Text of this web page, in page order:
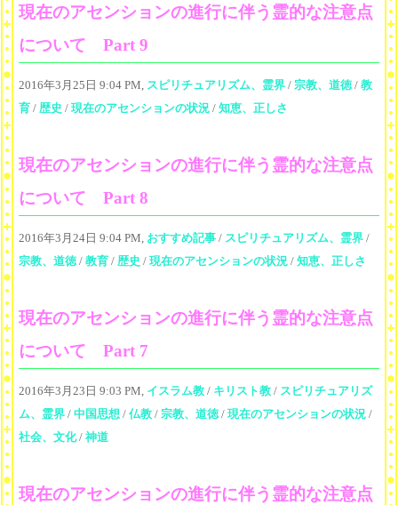
現在のアセンションの進行に伴う霊的な注意点
について Part 9
2016年3月25日 9:04 PM, スピリチュアリズム、霊界 / 宗教、道徳/ 教
育 / 歴史 / 現在のアセンションの状況 / 知恵、正しさ
現在のアセンションの進行に伴う霊的な注意点
について Part 8
2016年3月24日 9:04 PM, おすすめ記事 / スピリチュアリズム、霊界 /
宗教、道徳/ 教育 / 歴史 / 現在のアセンションの状況 / 知恵、正しさ
現在のアセンションの進行に伴う霊的な注意点
について Part 7
2016年3月23日 9:03 PM, イスラム教 / キリスト教 / スピリチュアリズ
ム、霊界 / 中国思想 / 仏教 / 宗教、道徳/ 現在のアセンションの状況 /
社会、文化/ 神道
現在のアセンションの進行に伴う霊的な注意点